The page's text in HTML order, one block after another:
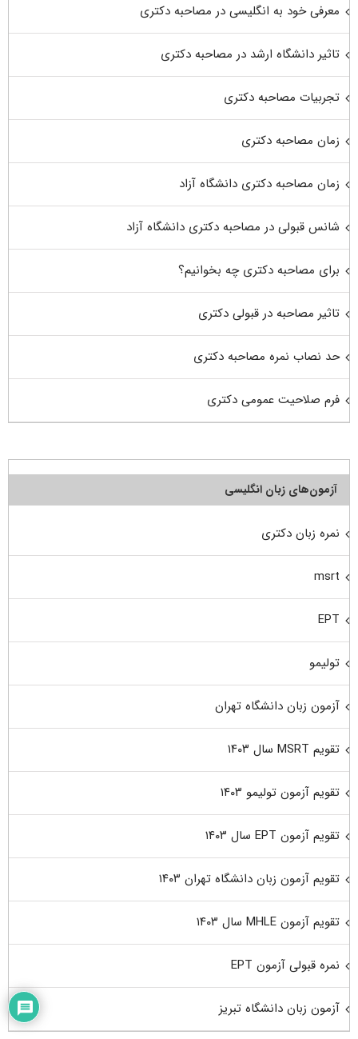
معرفی خود به انگلیسی در مصاحبه دکتری
تاثیر دانشگاه ارشد در مصاحبه دکتری
تجربیات مصاحبه دکتری
زمان مصاحبه دکتری
زمان مصاحبه دکتری دانشگاه آزاد
شانس قبولی در مصاحبه دکتری دانشگاه آزاد
برای مصاحبه دکتری چه بخوانیم؟
تاثیر مصاحبه در قبولی دکتری
حد نصاب نمره مصاحبه دکتری
فرم صلاحیت عمومی دکتری
آزمون‌های زبان انگلیسی
نمره زبان دکتری
msrt
EPT
تولیمو
آزمون زبان دانشگاه تهران
تقویم MSRT سال ۱۴۰۳
تقویم آزمون تولیمو ۱۴۰۳
تقویم آزمون EPT سال ۱۴۰۳
تقویم آزمون زبان دانشگاه تهران ۱۴۰۳
تقویم آزمون MHLE سال ۱۴۰۳
نمره قبولی آزمون EPT
آزمون زبان دانشگاه تبریز